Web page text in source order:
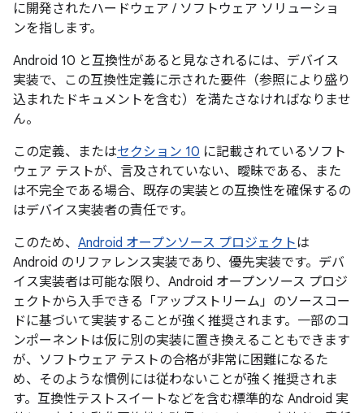
に開発されたハードウェア / ソフトウェア ソリューショ
ンを指します。
Android 10 と互換性があると見なされるには、デバイス
実装で、この互換性定義に示された要件（参照により盛り
込まれたドキュメントを含む）を満たさなければなりませ
ん。
この定義、またはセクション 10 に記載されているソフト
ウェア テストが、言及されていない、曖昧である、また
は不完全である場合、既存の実装との互換性を確保するの
はデバイス実装者の責任です。
このため、 Android オープンソース プロジェクトは
Android のリファレンス実装であり、優先実装です。デバ
イス実装者は可能な限り、Android オープンソース プロジ
ェクトから入手できる「アップストリーム」のソースコー
ドに基づいて実装することが強く推奨されます。一部のコ
ンポーネントは仮に別の実装に置き換えることもできます
が、ソフトウェア テストの合格が非常に困難になるた
め、そのような慣例には従わないことが強く推奨されま
す。互換性テストスイートなどを含む標準的な Android 実